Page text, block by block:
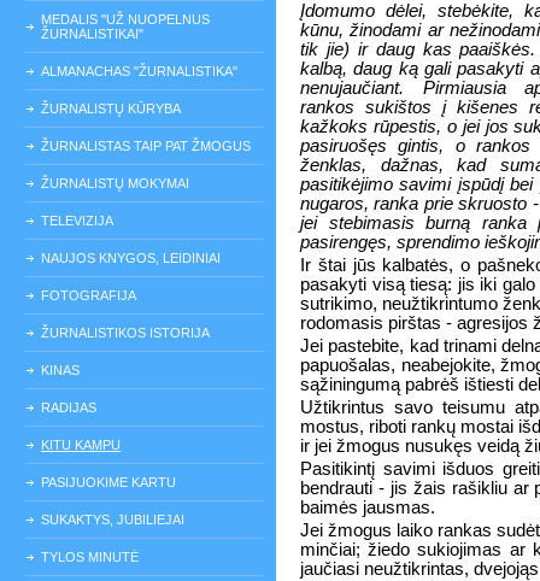
MEDALIS "UŽ NUOPELNUS
ŽURNALISTIKAI"
ALMANACHAS "ŽURNALISTIKA"
ŽURNALISTŲ KŪRYBA
ŽURNALISTAS TAIP PAT ŽMOGUS
ŽURNALISTŲ MOKYMAI
TELEVIZIJA
NAUJOS KNYGOS, LEIDINIAI
FOTOGRAFIJA
ŽURNALISTIKOS ISTORIJA
KINAS
RADIJAS
KITU KAMPU
PASIJUOKIME KARTU
SUKAKTYS, JUBILIEJAI
TYLOS MINUTĖ
Įdomumo dėlei, stebėkite,
kūnu, žinodami ar
tik jie) ir daug kas
kalbą, daug ką gali pasakyti
nenujaučiant. Pirmiausia
rankos sukištos į kišenes
kažkoks rūpestis, o jei jos
pasiruošęs gintis, o
ženklas, dažnas, kad
pasitikėjimo savimi įspūdį
nugaros, ranka prie skruosto
jei stebimasis burną ranka
pasirengęs, sprendimo
Ir štai jūs kalbatės, o
pasakyti visą tiesą: jis iki
sutrikimo, neužtikrintumo
rodomasis pirštas - agresijos
Jei pastebite, kad trinami
papuošalas, neabejokite,
sąžiningumą pabrėš ištiesti
Užtikrintus savo teisumu
mostus, riboti rankų mostai
ir jei žmogus nusukęs veidą
Pasitikintį savimi išduos
bendrauti - jis žais rašikliu
baimės jausmas.
Jei žmogus laiko rankas
minčiai; žiedo sukiojimas ar
jaučiasi neužtikrintas,